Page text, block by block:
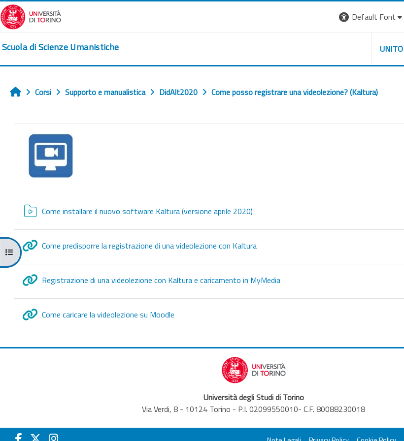
Vai al contenuto principale
Default Font
Scuola di Scienze Umanistiche UNITO
Apri indice del corso
Home
Corsi Supporto e manualistica DidAlt2020 Come posso registrare una videolezione? (Kaltura)
Schema della sezione
Come installare il nuovo software Kaltura (versione aprile 2020)
Come predisporre la registrazione di una videolezione con KalturaURL
Registrazione di una videolezione con Kaltura e caricamento in MyMediaURL
Come caricare la videolezione su Moodle
Università degli Studi di Torino
Via Verdi, 8 - 10124 Torino - P.I. 02099550010- C.F. 80088230018